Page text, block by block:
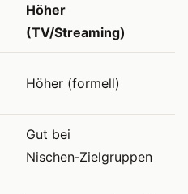
Höher
(TV/Streaming)
Höher (formell)
Gut bei
Nischen‑Zielgruppen